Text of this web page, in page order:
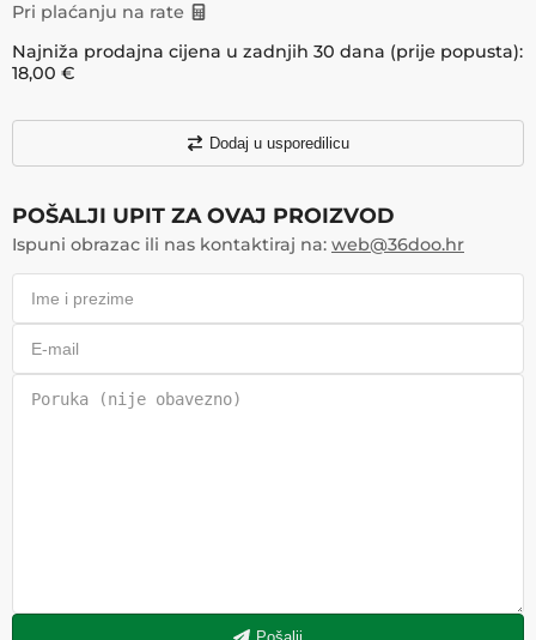
Pri plaćanju na rate
Najniža prodajna cijena u zadnjih 30 dana (prije popusta):
18,00 €
Dodaj u usporedilicu
POŠALJI UPIT ZA OVAJ PROIZVOD
Ispuni obrazac ili nas kontaktiraj na: web@36doo.hr